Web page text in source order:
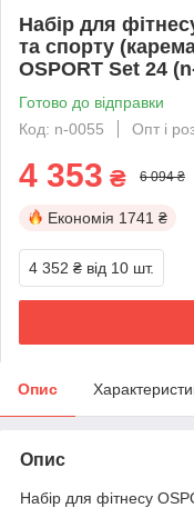
Набір для
та спорту
OSPORT Set 24
Готово до відправки
Код: n-0055
Опт і
4 353 ₴ 6 094 ₴
Економія 1741 ₴
4 352 ₴ від 10 шт.
Опис
Опис
Набір для фітнесу